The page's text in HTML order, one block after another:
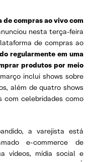
compras ao vivo com
nesta terça-feira
de compras ao
regularmente em uma
produtos por meio
inclui shows sobre
além de quatro shows
com celebridades como
a varejista está
e-commerce de
vídeos, mídia social e